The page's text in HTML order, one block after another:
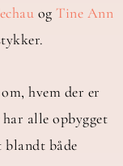
og Tine Ann
hvem der er
alle opbygget
blandt både